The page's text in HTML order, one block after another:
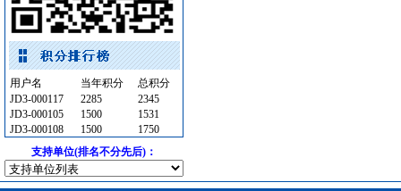
阀门组件 [采购中]
外墙装饰 [采购中]
铝扣版 [采购中]
灯盘
[采购中]
装饰石材
[采购中]
给排水阀门 [采购中]
给排水系统 [采购中]
稳压泵 [采购中]
用户名 当年积分
总积分
JD3-000117
2285
2345
JD3-000105
1500
1531
JD3-000108
1500
1750
支持单位(排名不分先后)：